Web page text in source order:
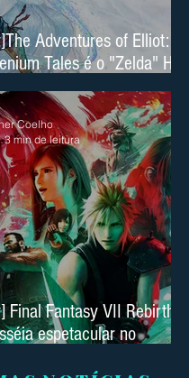
Adventures of Elliot:
Tales é o "Zelda" HD
Enix
Final Fantasy VII Rebirth é
espetacular no
Coelho
3 min de leitura